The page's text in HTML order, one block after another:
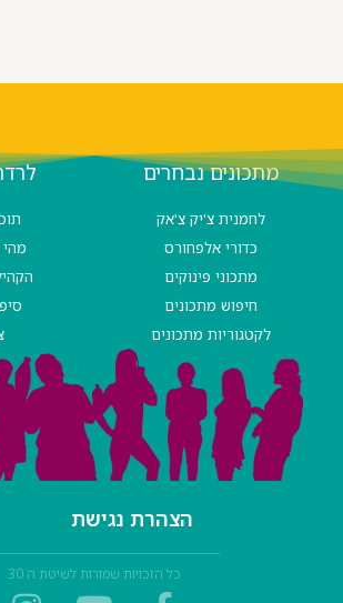
מתכונים נבחרים
לחמנית צ'יק צ'אק
כדורי אלפחורס
מתכוני פינוקים
חיפוש מתכונים
לקטגוריות מתכונים
מהי
הצהרת נגישת
כל הזכויות שמורות לשיטת ה 30